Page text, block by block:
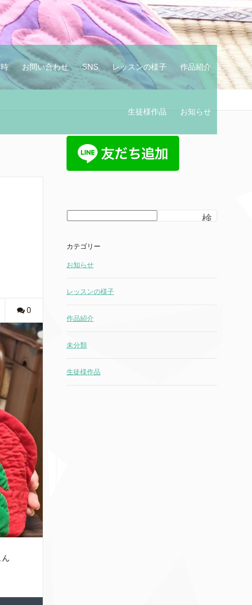
お問い合わせ SNS レッスンの様子 作品紹介
生徒様作品 お知らせ
0
検
カテゴリー
お知らせ
レッスンの様子
作品紹介
未分類
生徒様作品